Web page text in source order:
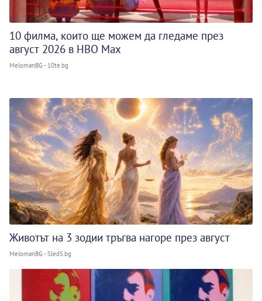
10 филма, които ще можем да гледаме през
август 2026 в HBO Max
MelomanBG - 10te.bg
Животът на 3 зодии тръгва нагоре през август
MelomanBG - Sled5.bg